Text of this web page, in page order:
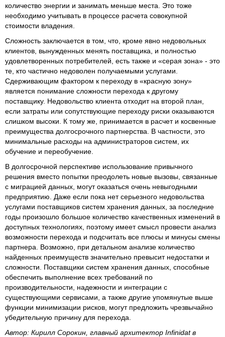
количество энергии и занимать меньше места. Это тоже
необходимо учитывать в процессе расчета совокупной
стоимости владения.
Сложность заключается в том, что, кроме явно недовольных
клиентов, вынужденных менять поставщика, и полностью
удовлетворенных потребителей, есть также и «серая зона» - это
те, кто частично недоволен получаемыми услугами.
Сдерживающим фактором к переходу в «красную зону»
является понимание сложности перехода к другому
поставщику. Недовольство клиента отходит на второй план,
если затраты или сопутствующие переходу риски оказываются
слишком высоки. К тому же, принимается в расчет и косвенные
преимущества долгосрочного партнерства. В частности, это
минимальные расходы на администраторов систем, их
обучение и переобучение.
В долгосрочной перспективе использование привычного
решения вместо попытки преодолеть новые вызовы, связанные
с миграцией данных, могут оказаться очень невыгодными
предприятию. Даже если пока нет серьезного недовольства
услугами поставщиков систем хранения данных, за последние
годы произошло большое количество качественных изменений в
доступных технологиях, поэтому имеет смысл провести анализ
возможности перехода и подсчитать все плюсы и минусы смены
партнера. Возможно, при детальном анализе количество
найденных преимуществ значительно превысит недостатки и
сложности. Поставщики систем хранения данных, способные
обеспечить выполнение всех требований по
производительности, надежности и интеграции с
существующими сервисами, а также другие упомянутые выше
функции минимизации рисков, могут предложить чрезвычайно
убедительную причину для перехода.
Автор: Кирилл Сорокин, главный архитектор Infinidat в